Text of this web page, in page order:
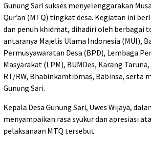
Gunung Sari sukses menyelenggarakan
Qur’an (MTQ) tingkat desa. Kegiatan ini
dan penuh khidmat, dihadiri oleh berbagai
antaranya Majelis Ulama Indonesia (MUI),
Permusyawaratan Desa (BPD), Lembaga
Masyarakat (LPM), BUMDes, Karang
RT/RW, Bhabinkamtibmas, Babinsa, serta
Gunung Sari.
Kepala Desa Gunung Sari, Uwes Wijaya,
menyampaikan rasa syukur dan apresiasi
pelaksanaan MTQ tersebut.